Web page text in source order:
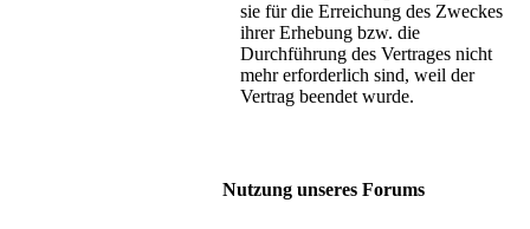
sie für die Erreichung des Zweckes
ihrer Erhebung bzw. die
Durchführung des Vertrages nicht
mehr erforderlich sind, weil der
Vertrag beendet wurde.
Nutzung unseres Forums